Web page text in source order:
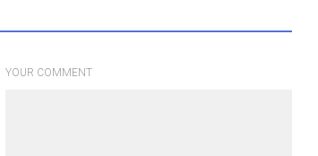
YOUR COMMENT